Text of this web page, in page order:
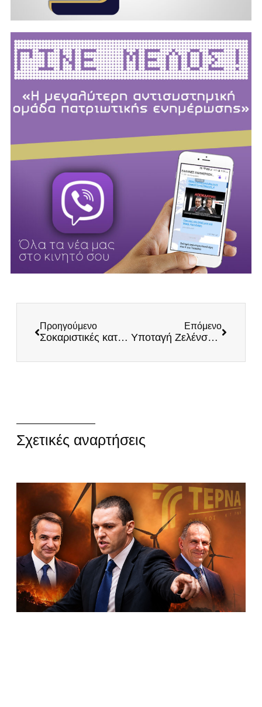
Προηγούμενο
Σοκαριστικές καταγγελίες Πετράκη: Το παράνομο φορτίο των 20 τόνων και οι σχέσεις Μεγάρου Μαξίμου με το οργανωμένο έγκλημα
Επόμενο
Υποταγή Ζελένσκι στον Σουλτάνο Ερντογάν – Εκτεθειμένος ο Μητσοτάκης
Σχετικές αναρτήσεις